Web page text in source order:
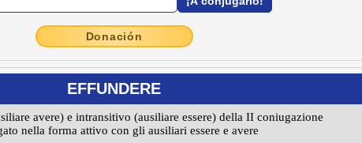
Donación
EFFUNDERE
avere) e intransitivo (ausiliare essere) della II coniugazione
nella forma attivo con gli ausiliari essere e avere